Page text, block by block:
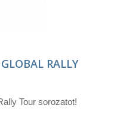
RALLY
Tour sorozatot!